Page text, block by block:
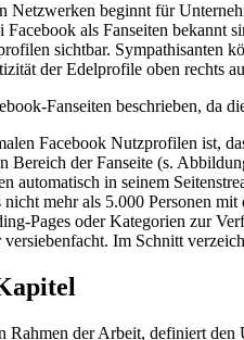
Netzwerken beginnt für
Facebook als Fanseiten
sichtbar. Sympathisanten
der Edelprofile oben rechts
Fanseiten beschrieben, da
Facebook Nutzprofilen ist,
der Fanseite (s.
automatisch in seinem
mehr als 5.000 Personen
Pages oder Kategorien zur
Im Schnitt
Rahmen der Arbeit, definiert